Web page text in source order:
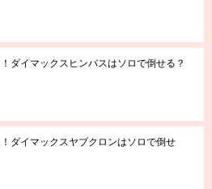
ダイマックスヒンバスはソロで倒せる？
ダイマックスヤブクロンはソロで倒せ